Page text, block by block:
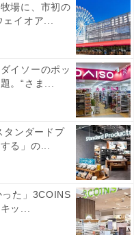
場に、市初の
イオア...
イソーのポッ
。“さま...
タンダードプ
る」の...
った」3COINS
ッ...